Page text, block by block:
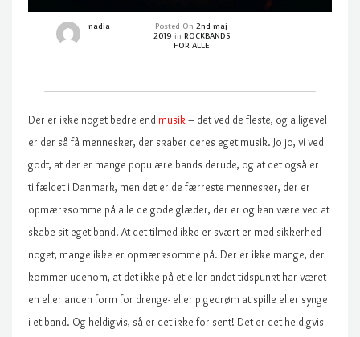
nadia Posted On2nd maj
2019 in ROCKBANDS
FOR ALLE
Der er ikke noget bedre end musik – det ved de fleste, og alligevel
er der så få mennesker, der skaber deres eget musik. Jo jo, vi ved
godt, at der er mange populære bands derude, og at det også er
tilfældet i Danmark, men det er de færreste mennesker, der er
opmærksomme på alle de gode glæder, der er og kan være ved at
skabe sit eget band. At det tilmed ikke er svært er med sikkerhed
noget, mange ikke er opmærksomme på. Der er ikke mange, der
kommer udenom, at det ikke på et eller andet tidspunkt har været
en eller anden form for drenge- eller pigedrøm at spille eller synge
i et band. Og heldigvis, så er det ikke for sent! Det er det heldigvis